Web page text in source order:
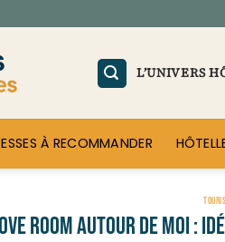
L’UNIVERS
À RECOMMANDER
room autour de moi :